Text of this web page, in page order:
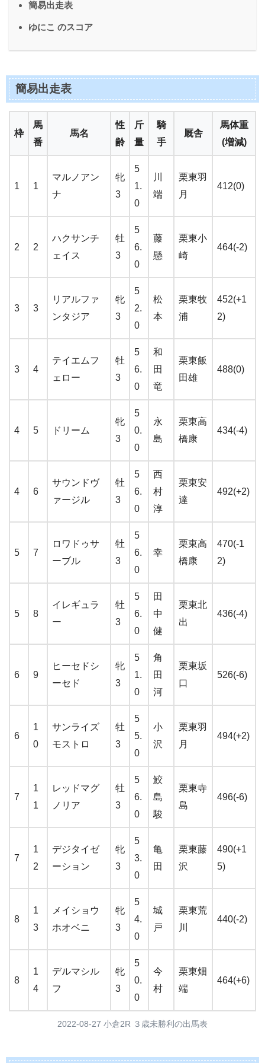
簡易出走表
ゆにこ のスコア
簡易出走表
枠
馬
番
馬名
性
齢
斤
量
騎
手
厩舎
馬体重
(増減)
1 1
マルノアン
ナ
牝
3
5
1.
0
川
端
栗東羽
月
412(0)
2 2
ハクサンチ
ェイス
牡
3
5
6.
0
藤
懸
栗東小
崎
464(-2)
3 3
リアルファ
ンタジア
牝
3
5
2.
0
松
本
栗東牧
浦
452(+1
2)
3 4
テイエムフ
ェロー
牡
3
5
6.
0
和
田
竜
栗東飯
田雄
488(0)
4 5 ドリーム
牝
3
5
0.
0
永
島
栗東高
橋康
434(-4)
4 6
サウンドヴ
ァージル
牡
3
5
6.
0
西
村
淳
栗東安
達
492(+2)
5 7
ロワドゥサ
ーブル
牡
3
5
6.
0
幸
栗東高
橋康
470(-1
2)
5 8
イレギュラ
ー
牡
3
5
6.
0
田
中
健
栗東北
出
436(-4)
6 9
ヒーセドシ
ーセド
牝
3
5
1.
0
角
田
河
栗東坂
口
526(-6)
6
1
0
サンライズ
モストロ
牡
3
5
5.
0
小
沢
栗東羽
月
494(+2)
7
1
1
レッドマグ
ノリア
牡
3
5
6.
0
鮫
島
駿
栗東寺
島
496(-6)
7
1
2
デジタイゼ
ーション
牝
3
5
3.
0
亀
田
栗東藤
沢
490(+1
5)
8
1
3
メイショウ
ホオベニ
牝
3
5
4.
0
城
戸
栗東荒
川
440(-2)
8
1
4
デルマシル
フ
牝
3
5
0.
0
今
村
栗東畑
端
464(+6)
2022-08-27 小倉2R ３歳未勝利の出馬表